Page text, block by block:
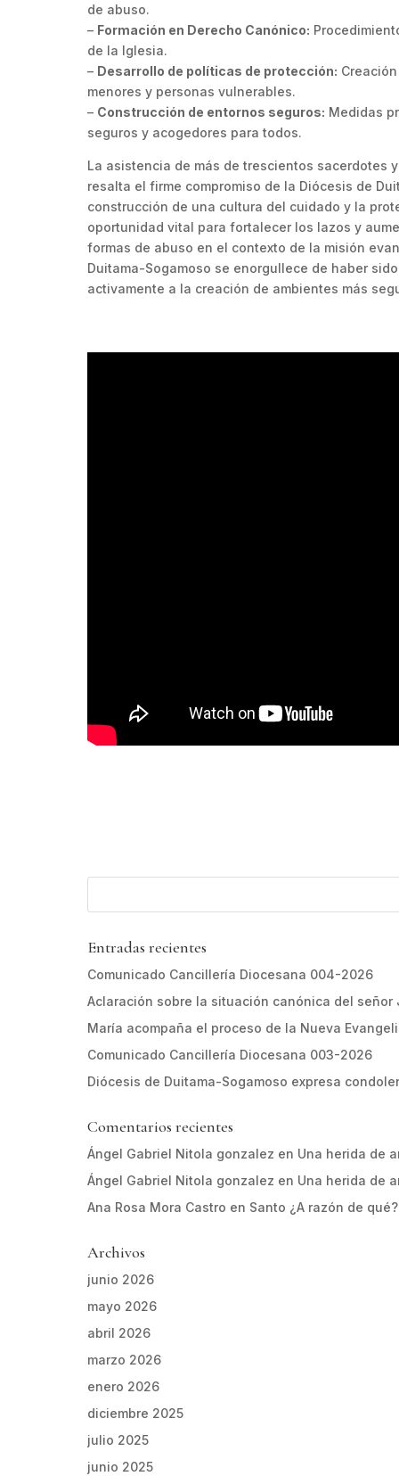
de abuso.
– Formación en Derecho Canónico:
de la Iglesia.
– Desarrollo de políticas de protección:
menores y personas vulnerables.
– Construcción de entornos seguros: Medidas
seguros y acogedores para todos.
La asistencia de más de trescientos sacerdotes
resalta el firme compromiso de la Diócesis de
construcción de una cultura del cuidado y la
oportunidad vital para fortalecer los lazos y
formas de abuso en el contexto de la misión
Duitama-Sogamoso se enorgullece de haber
activamente a la creación de ambientes más
Entradas recientes
Comunicado Cancillería Diocesana 004-2026
Aclaración sobre la situación canónica del señor
María acompaña el proceso de la Nueva
Comunicado Cancillería Diocesana 003-2026
Diócesis de Duitama-Sogamoso expresa
Comentarios recientes
Ángel Gabriel Nitola gonzalez en Una herida de
Ángel Gabriel Nitola gonzalez en Una herida de
Ana Rosa Mora Castro en Santo ¿A razón de qué?
Archivos
junio 2026
mayo 2026
abril 2026
marzo 2026
enero 2026
diciembre 2025
julio 2025
junio 2025